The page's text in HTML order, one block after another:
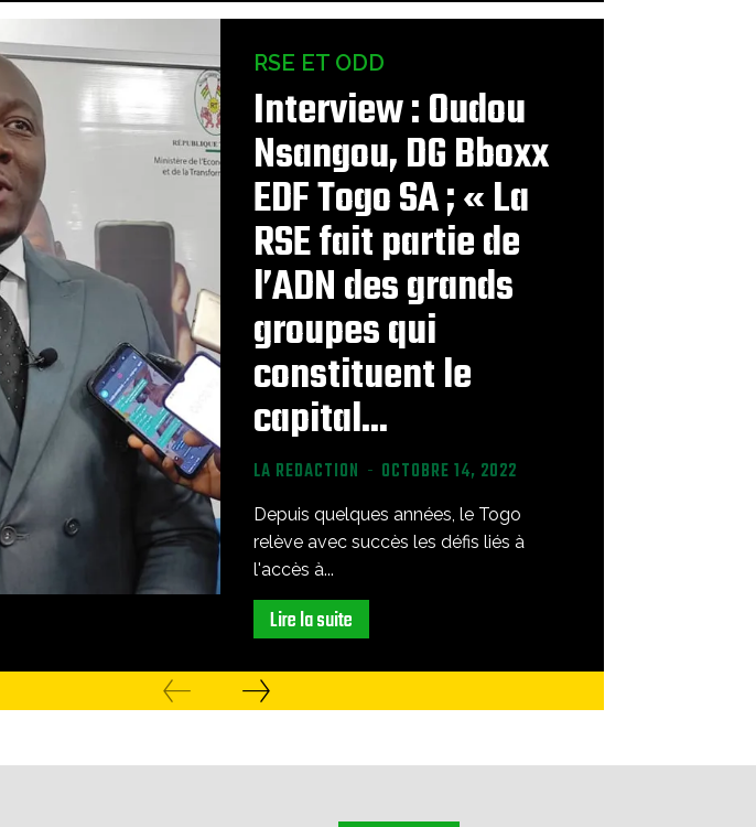
RSE ET ODD
Interview : Oudou
Nsangou, DG Bboxx
EDF Togo SA ; « La
RSE fait partie de
l’ADN des grands
groupes qui
constituent le
capital...
LA REDACTION - OCTOBRE 14, 2022
Depuis quelques années, le Togo
relève avec succès les défis liés à
l'accès à...
Lire la suite